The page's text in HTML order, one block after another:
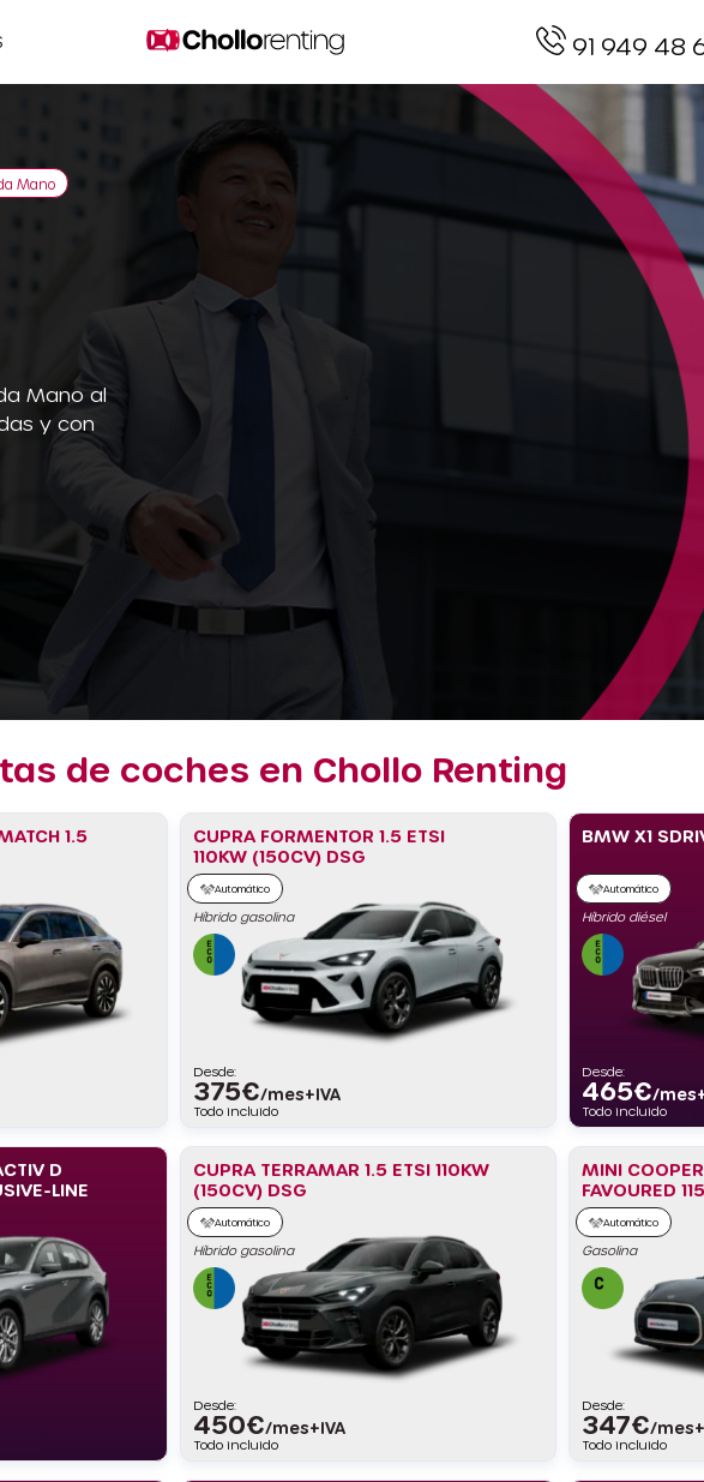
91 949 48
Mano al
y con
Mano
de coches en Chollo Renting
1.5
CUPRA FORMENTOR 1.5 ETSI
110KW (150CV) DSG
Automático
Híbrido gasolina
Desde:
375€/mes+IVA
Todo incluido
BMW X1
Automático
Híbrido diésel
Desde:
465€/
Todo incluido
D
LINE
CUPRA TERRAMAR 1.5 ETSI 110KW
(150CV) DSG
Automático
Híbrido gasolina
Desde:
450€/mes+IVA
Todo incluido
MINI
FAVOURED
Automático
Gasolina
Desde:
347€/
Todo incluido